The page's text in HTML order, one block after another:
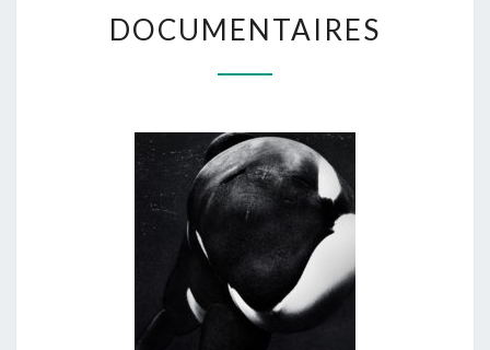
DOCUMENTAIRES